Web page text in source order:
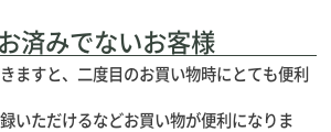
済みでないお客様
ますと、二度目のお買い物時にとても便利
いただけるなどお買い物が便利になりま